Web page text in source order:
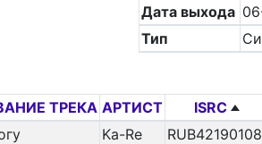
Дата выхода
Тип
ТРЕКА АРТИСТ
ISRC
Ka-Re